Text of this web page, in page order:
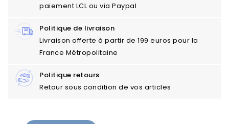
paiement LCL ou via Paypal
Politique de livraison
Livraison offerte à partir de 199 euros pour la
France Métropolitaine
Politique retours
Retour sous condition de vos articles